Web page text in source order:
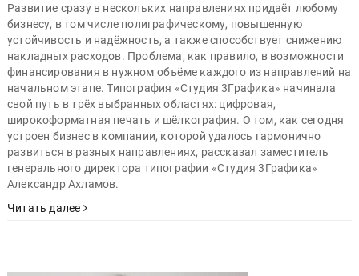
Развитие сразу в нескольких направлениях придаёт любому
бизнесу, в том числе полиграфическому, повышенную
устойчивость и надёжность, а также способствует снижению
накладных расходов. Проблема, как правило, в возможности
финансирования в нужном объёме каждого из направлений на
начальном этапе. Типография «Студия 3Графика» начинала
свой путь в трёх выбранных областях: цифровая,
широкоформатная печать и шёлкография. О том, как сегодня
устроен бизнес в компании, которой удалось гармонично
развиться в разных направлениях, рассказал заместитель
генерального директора типографии «Студия 3Графика»
Александр Ахламов.
Читать далее